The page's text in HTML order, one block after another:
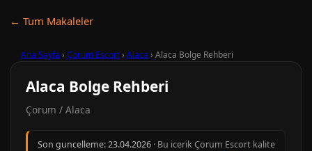
← Tum Makaleler
Ana Sayfa › Çorum Escort› Alaca › Alaca Bolge Rehberi
Alaca Bolge Rehberi
Çorum / Alaca
Son guncelleme:23.04.2026 · Bu icerik Çorum Escort kalite